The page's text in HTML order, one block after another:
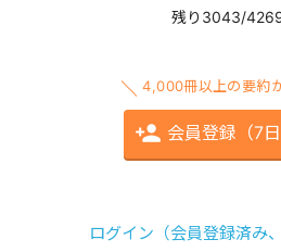
残り3043/
4,000冊以上の要約
会員登録（7日
ログイン（会員登録済み